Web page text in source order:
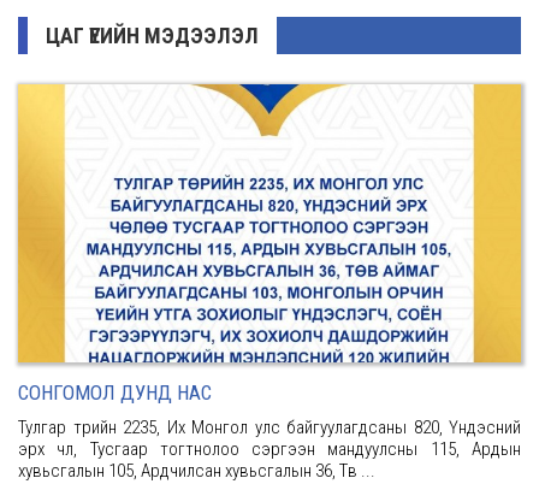
ЦАГ ҮЕИЙН МЭДЭЭЛЭЛ
СОНГОМОЛ ДУНД НАС
Тулгар төрийн 2235, Их Монгол улс байгуулагдсаны 820, Үндэсний
эрх чөлөө, Тусгаар тогтнолоо сэргээн мандуулсны 115, Ардын
хувьсгалын 105, Ардчилсан хувьсгалын 36, Төв ...